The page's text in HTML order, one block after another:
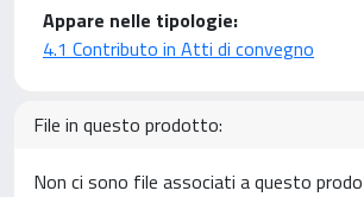
Appare nelle tipologie:
4.1 Contributo in Atti di convegno
File in questo prodotto:
Non ci sono file associati a questo